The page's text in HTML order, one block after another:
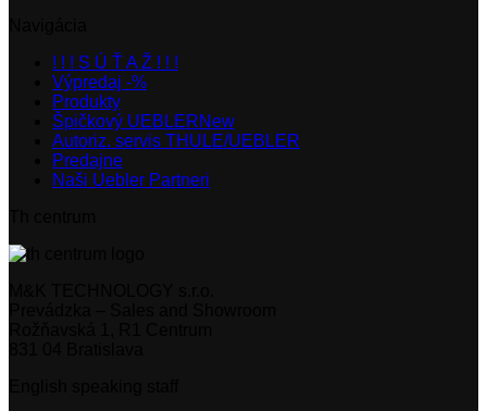
! ! ! S Ú Ť A Ž ! ! !
Výpredaj -%
Produkty
Špičkový UEBLER
Autoriz. servis THULE/UEBLER
Predajne
Naši Uebler Partneri